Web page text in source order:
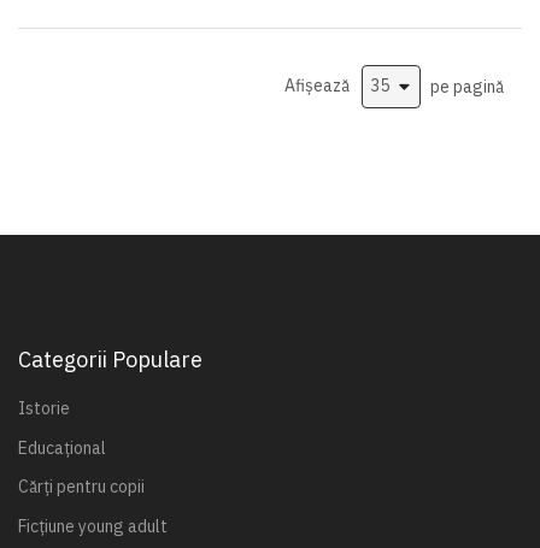
Afișează pe pagină
Categorii Populare
Istorie
Educațional
Cărți pentru copii
Ficțiune young adult